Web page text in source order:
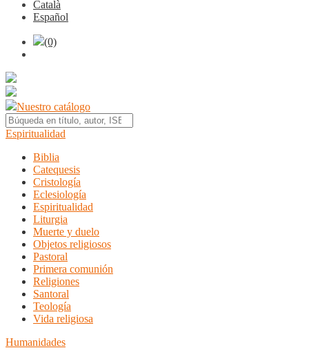
Català
Español
(0)
Nuestro catálogo
Espiritualidad
Biblia
Catequesis
Cristología
Eclesiología
Espiritualidad
Liturgia
Muerte y duelo
Objetos religiosos
Pastoral
Primera comunión
Religiones
Santoral
Teología
Vida religiosa
Humanidades